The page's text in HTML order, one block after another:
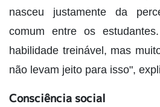
nasceu justamente da
comum entre os
habilidade treinável, mas
não levam jeito para isso",
Consciência social